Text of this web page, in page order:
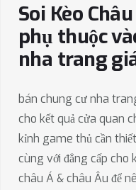
Soi Kèo
phụ thuộc
nha trang
bán chung cư nha
cho kết quả cửa quan
kỉnh game thủ cần
cùng với đẳng cấp cho
châu Á & châu Âu để